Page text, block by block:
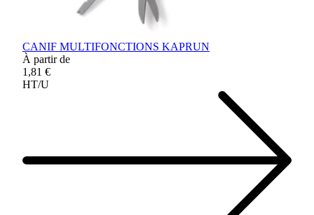
CANIF MULTIFONCTIONS KAPRUN
À partir de
1,81 €
HT/U